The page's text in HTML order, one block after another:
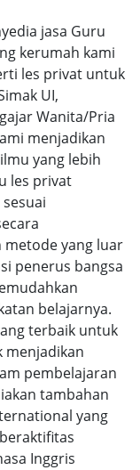
jasa Guru
kerumah kami
les privat untuk
UI,
Wanita/Pria
menjadikan
yang lebih
les privat
metode yang luar
penerus bangsa
belajarnya.
terbaik untuk
menjadikan
pembelajaran
tambahan
yang
Inggris